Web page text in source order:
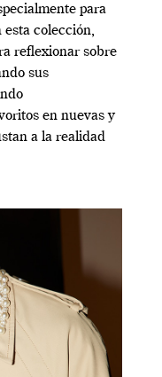
para
colección,
reflexionar sobre
sus
en nuevas y
a la realidad